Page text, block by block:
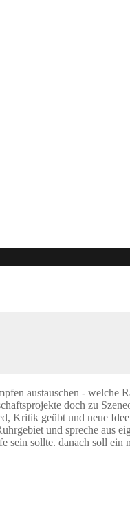
austauschen - welche
doch zu
Kritik geübt und neue
und spreche aus
sein sollte. danach soll ein